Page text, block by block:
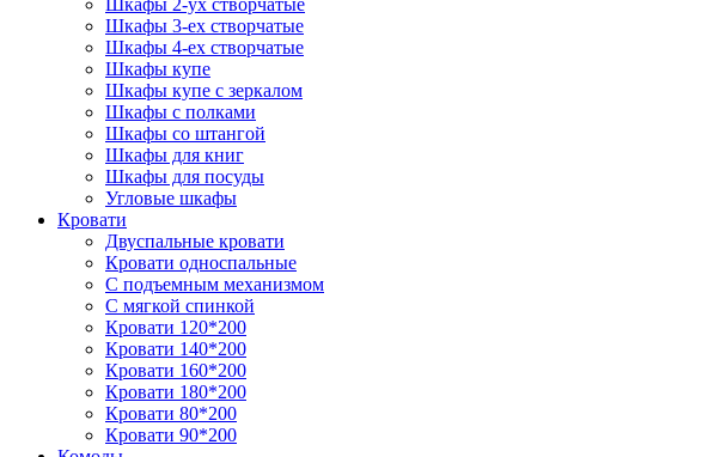
Шкафы 2-ух створчатые
Шкафы 3-ех створчатые
Шкафы 4-ех створчатые
Шкафы купе
Шкафы купе с зеркалом
Шкафы с полками
Шкафы со штангой
Шкафы для книг
Шкафы для посуды
Угловые шкафы
Кровати
Двуспальные кровати
Кровати односпальные
С подъемным механизмом
С мягкой спинкой
Кровати 120*200
Кровати 140*200
Кровати 160*200
Кровати 180*200
Кровати 80*200
Кровати 90*200